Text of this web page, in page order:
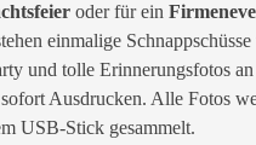
oder für ein
einmalige
und tolle Erinnerungsfotos
Ausdrucken. Alle Fotos
USB-Stick gesammelt.